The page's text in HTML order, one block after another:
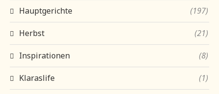
Hauptgerichte (197)
Herbst (21)
Inspirationen (8)
Klaraslife (1)